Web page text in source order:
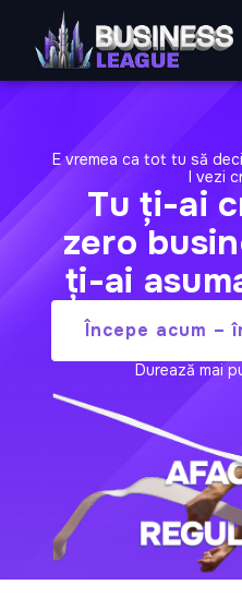
content
E vremea ca tot tu să
l vezi
Tu ți-ai
zero
ți-ai
Începe acum –
Durează mai